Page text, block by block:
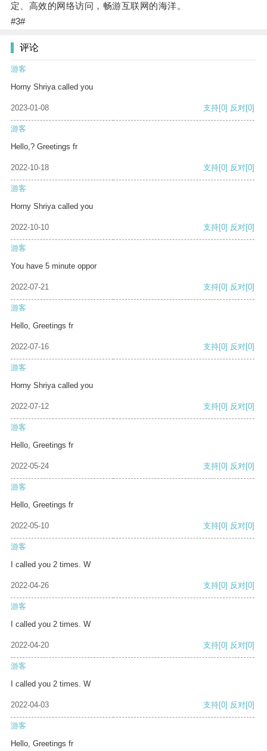
定、高效的网络访问，畅游互联网的海洋。
#3#
评论
游客
Horny Shriya called you
2023-01-08 支持[0] 反对[0]
游客
Hello,? Greetings fr
2022-10-18 支持[0] 反对[0]
游客
Horny Shriya called you
2022-10-10 支持[0] 反对[0]
游客
You have 5 minute oppor
2022-07-21 支持[0] 反对[0]
游客
Hello, Greetings fr
2022-07-16 支持[0] 反对[0]
游客
Horny Shriya called you
2022-07-12 支持[0] 反对[0]
游客
Hello, Greetings fr
2022-05-24 支持[0] 反对[0]
游客
Hello, Greetings fr
2022-05-10 支持[0] 反对[0]
游客
I called you 2 times. W
2022-04-26 支持[0] 反对[0]
游客
I called you 2 times. W
2022-04-20 支持[0] 反对[0]
游客
I called you 2 times. W
2022-04-03 支持[0] 反对[0]
游客
Hello, Greetings fr